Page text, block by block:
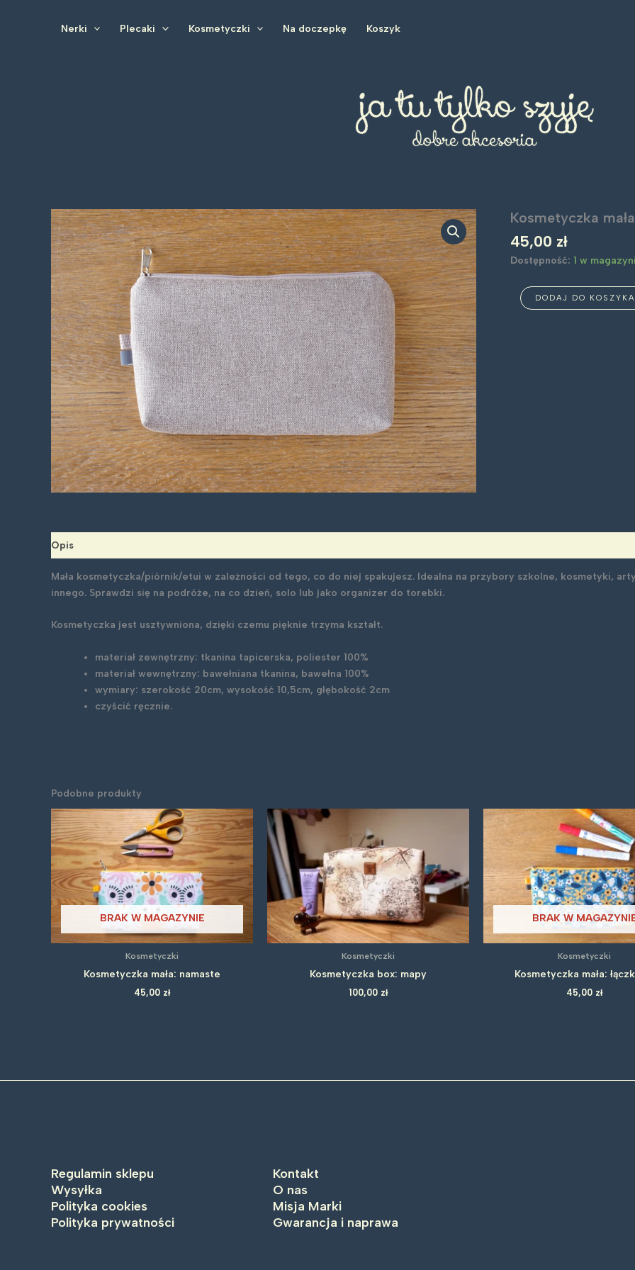
Nerki Plecaki Kosmetyczki Na doczepkę Koszyk
Kosmetyczka
45,00 zł
Dostępność: 1 w
ilość
Kosmetyczka
DODAJ DO KOSZYKA
Opis
Mała kosmetyczka/piórnik/etui w zależności od tego, co do niej spakujesz. Idealna na przybory szkolne, kosmetyki,
innego. Sprawdzi się na podróże, na co dzień, solo lub jako organizer do torebki.
Kosmetyczka jest usztywniona, dzięki czemu pięknie trzyma kształt.
materiał zewnętrzny: tkanina tapicerska, poliester 100%
materiał wewnętrzny: bawełniana tkanina, bawełna 100%
wymiary: szerokość 20cm, wysokość 10,5cm, głębokość 2cm
czyścić ręcznie.
Podobne produkty
BRAK W MAGAZYNIE
Kosmetyczki
Kosmetyczka mała: namaste
45,00 zł
Kosmetyczki
Kosmetyczka box: mapy
100,00 zł
BRAK W
Kosmetyczki
Kosmetyczka mała:
45,00 zł
Regulamin sklepu
Wysyłka
Polityka cookies
Polityka prywatności
Kontakt
O nas
Misja Marki
Gwarancja i naprawa